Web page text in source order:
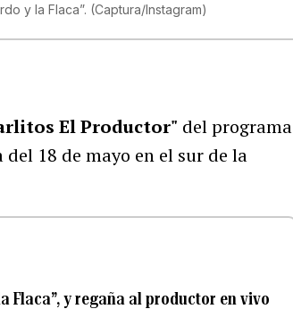
y la Flaca”. (Captura/Instagram)
El Productor" del programa
18 de mayo en el sur de la
Flaca”, y regaña al productor en vivo